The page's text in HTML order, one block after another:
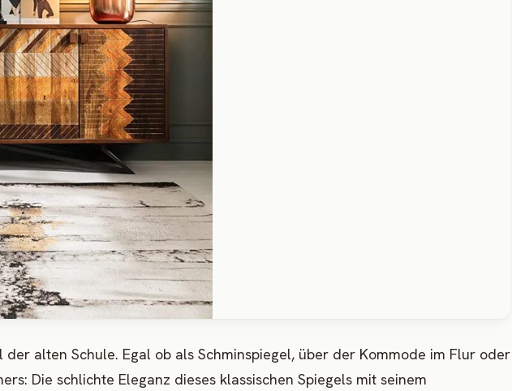
der alten Schule. Egal ob als Schminspiegel, über der Kommode im Flur oder
Die schlichte Eleganz dieses klassischen Spiegels mit seinem